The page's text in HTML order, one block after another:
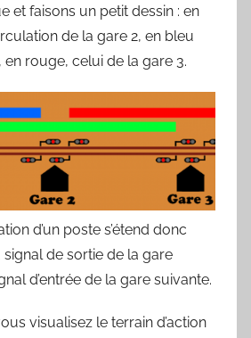
et faisons un petit dessin : en
de la gare 2, en bleu
en rouge, celui de la gare 3.
d’un poste s’étend donc
de sortie de la gare
d’entrée de la gare suivante.
visualisez le terrain d’action